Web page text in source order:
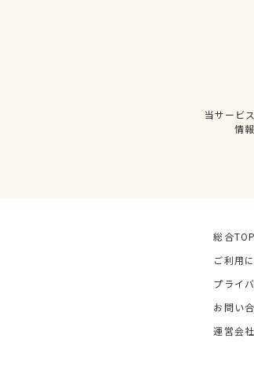
当サービ
情
総合TOP
ご利用
プライ
お問い
運営会社